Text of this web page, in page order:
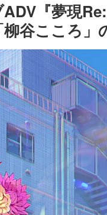
『夢現
谷こころ」